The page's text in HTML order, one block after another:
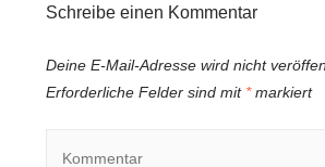
Schreibe einen Kommentar
Deine E-Mail-Adresse wird nicht
Erforderliche Felder sind mit *markiert